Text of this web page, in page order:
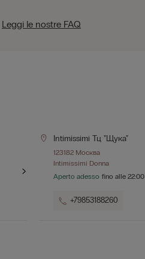
Leggi le nostre FAQ
Intimissimi Тц "щука"
123182 Москва
Intimissimi Donna
Aperto adesso fino alle22:00
+79853188260